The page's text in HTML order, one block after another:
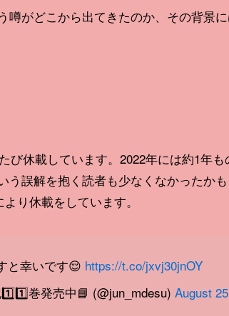
噂がどこから出てきたのか、その背景
び休載しています。2022年には約1年
誤解を抱く読者も少なくなかったか
り休載をしています。
と幸いです😌 https://t.co/jxvj30jnOY
巻発売中📘 (@jun_mdesu) August